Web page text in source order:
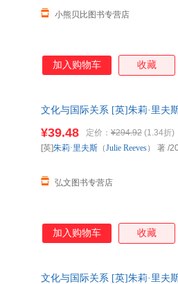
小熊贝比图书专营店
加入购物车 收藏
文化与国际关系 [英]朱莉·里夫
¥39.48 定价： ¥294.92 (1.34折)
弘文图书专营店
[英]朱莉·里夫斯 （Julie Reeves） 著 /
加入购物车 收藏
文化与国际关系 [英]朱莉·里夫